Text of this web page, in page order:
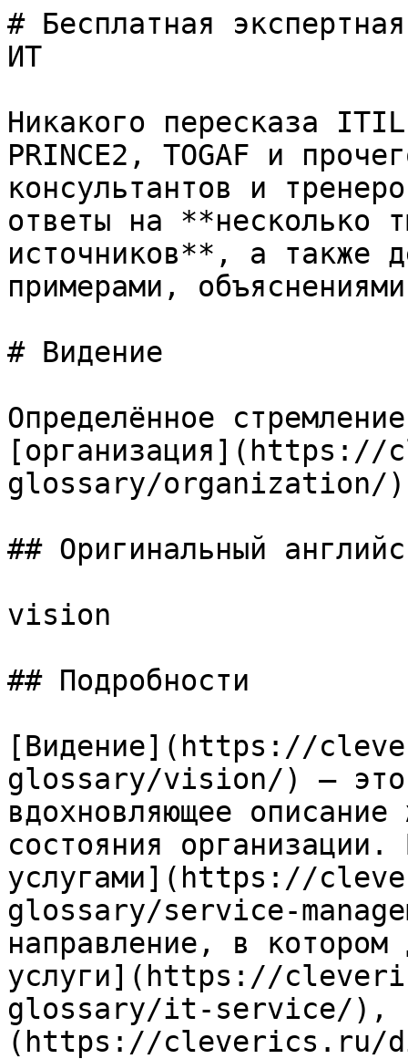
# Бесплатная
ИТ
Никакого пересказа
PRINCE2, TOGAF и
консультантов и
ответы на **несколько
источников**, а также
примерами,
# Видение
Определённое
glossary/organization/)
## Оригинальный
vision
## Подробности
[Видение](https://
glossary/vision/) — это
вдохновляющее
состояния
услугами](https://
glossary/service-
направление, в
услуги](https://
glossary/it-service/),
(https://cleverics.ru/